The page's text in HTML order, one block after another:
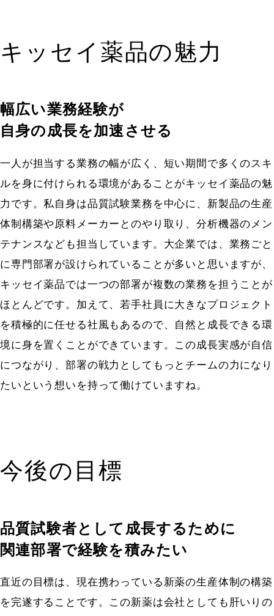
キッセイ薬品の魅力
幅広い業務経験が
自身の成長を加速させる
一人が担当する業務の幅が広く、短い期間で多くのスキ
ルを身に付けられる環境があることがキッセイ薬品の魅
力です。私自身は品質試験業務を中心に、新製品の生産
体制構築や原料メーカーとのやり取り、分析機器のメン
テナンスなども担当しています。大企業では、業務ごと
に専門部署が設けられていることが多いと思いますが、
キッセイ薬品では一つの部署が複数の業務を担うことが
ほとんどです。加えて、若手社員に大きなプロジェクト
を積極的に任せる社風もあるので、自然と成長できる環
境に身を置くことができています。この成長実感が自信
につながり、部署の戦力としてもっとチームの力になり
たいという想いを持って働けていますね。
今後の目標
品質試験者として成長するために
関連部署で経験を積みたい
直近の目標は、現在携わっている新薬の生産体制の構築
を完遂することです。この新薬は会社としても肝いりの